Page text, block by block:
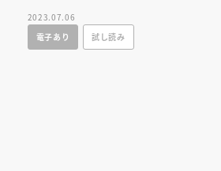
シリーズ第２巻！
2023.07.06
電子あり
試し読み
絵本新
賞作家
作実践